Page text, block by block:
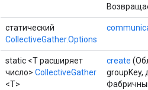
статический
CollectiveGather.Options
static <T расширяет
число> CollectiveGather
<T>
create
groupKey,